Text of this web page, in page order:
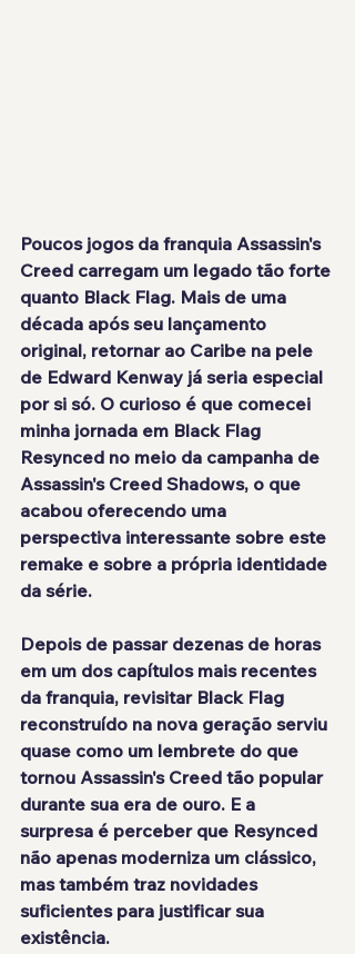
Poucos jogos da franquia Assassin's
Creed carregam um legado tão forte
quanto Black Flag. Mais de uma
década após seu lançamento
original, retornar ao Caribe na pele
de Edward Kenway já seria especial
por si só. O curioso é que comecei
minha jornada em Black Flag
Resynced no meio da campanha de
Assassin's Creed Shadows, o que
acabou oferecendo uma
perspectiva interessante sobre este
remake e sobre a própria identidade
da série.
Depois de passar dezenas de horas
em um dos capítulos mais recentes
da franquia, revisitar Black Flag
reconstruído na nova geração serviu
quase como um lembrete do que
tornou Assassin's Creed tão popular
durante sua era de ouro. E a
surpresa é perceber que Resynced
não apenas moderniza um clássico,
mas também traz novidades
suficientes para justificar sua
existência.